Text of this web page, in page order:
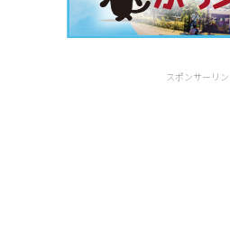
スポンサーリ